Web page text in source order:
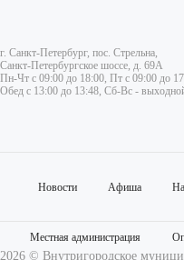
г. Санкт-Петербург, пос. Стрельна,
Санкт-Петербургское шоссе, д. 69А
Пн-Чт с 09:00 до 18:00, Пт с 09:00 до
Обед с 13:00 до 13:48, Сб-Вс -
Новости Афиша
Местная администрация
2026 © Внутригородское